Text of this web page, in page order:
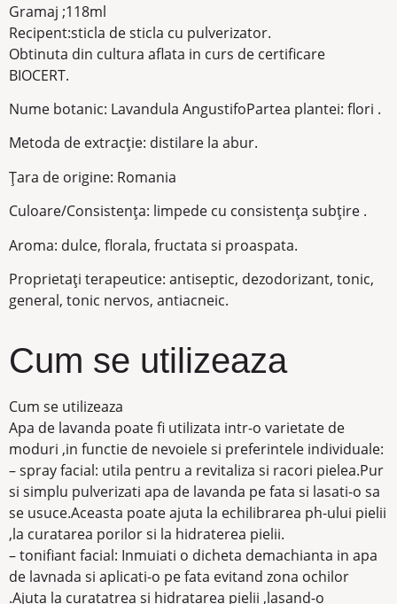
Gramaj ;118ml
Recipent:sticla de sticla cu pulverizator.
Obtinuta din cultura aflata in curs de certificare
BIOCERT.
Nume botanic: Lavandula AngustifoPartea plantei: flori .
Metoda de extracție: distilare la abur.
Țara de origine: Romania
Culoare/Consistența: limpede cu consistența subțire .
Aroma: dulce, florala, fructata si proaspata.
Proprietaţi terapeutice: antiseptic, dezodorizant, tonic,
general, tonic nervos, antiacneic.
Cum se utilizeaza
Cum se utilizeaza
Apa de lavanda poate fi utilizata intr-o varietate de
moduri ,in functie de nevoiele si preferintele individuale:
– spray facial: utila pentru a revitaliza si racori pielea.Pur
si simplu pulverizati apa de lavanda pe fata si lasati-o sa
se usuce.Aceasta poate ajuta la echilibrarea ph-ului pielii
,la curatarea porilor si la hidraterea pielii.
– tonifiant facial: Inmuiati o dicheta demachianta in apa
de lavnada si aplicati-o pe fata evitand zona ochilor
.Ajuta la curatatrea si hidratarea pielii ,lasand-o